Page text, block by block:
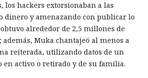
los hackers extorsionaban a las
dinero y amenazando con publicar lo
alrededor de 2,5 millones de
además, Muka chantajeó al menos a
reiterada, utilizando datos de un
activo o retirado y de su familia.